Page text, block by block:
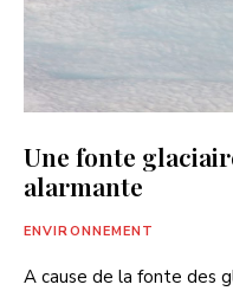
Une fonte
alarmante
ENVIRONNEMENT
A cause de la fonte des